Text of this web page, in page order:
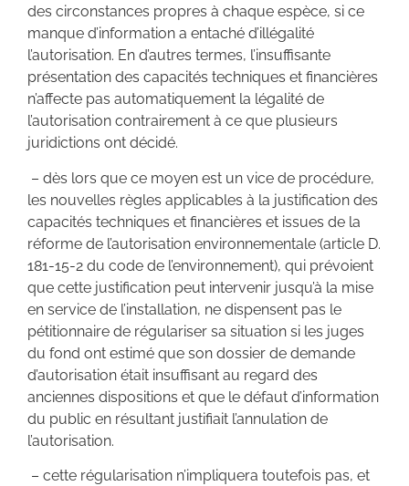
des circonstances propres à chaque espèce, si ce
manque d’information a entaché d’illégalité
l’autorisation. En d’autres termes, l’insuffisante
présentation des capacités techniques et financières
n’affecte pas automatiquement la légalité de
l’autorisation contrairement à ce que plusieurs
juridictions ont décidé.
– dès lors que ce moyen est un vice de procédure,
les nouvelles règles applicables à la justification des
capacités techniques et financières et issues de la
réforme de l’autorisation environnementale (article D.
181-15-2 du code de l’environnement), qui prévoient
que cette justification peut intervenir jusqu’à la mise
en service de l’installation, ne dispensent pas le
pétitionnaire de régulariser sa situation si les juges
du fond ont estimé que son dossier de demande
d’autorisation était insuffisant au regard des
anciennes dispositions et que le défaut d’information
du public en résultant justifiait l’annulation de
l’autorisation.
– cette régularisation n’impliquera toutefois pas, et